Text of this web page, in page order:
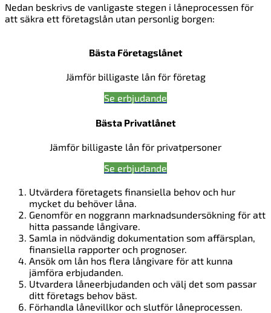
Nedan beskrivs de vanligaste stegen i låneprocessen för
att säkra ett företagslån utan personlig borgen:
Bästa Företagslånet
Jämför billigaste lån för företag
Se erbjudande
Bästa Privatlånet
Jämför billigaste lån för privatpersoner
Se erbjudande
Utvärdera företagets finansiella behov och hur
mycket du behöver låna.
Genomför en noggrann marknadsundersökning för att
hitta passande långivare.
Samla in nödvändig dokumentation som affärsplan,
finansiella rapporter och prognoser.
Ansök om lån hos flera långivare för att kunna
jämföra erbjudanden.
Utvardera låneerbjudanden och välj det som passar
ditt företags behov bäst.
Förhandla lånevillkor och slutför låneprocessen.